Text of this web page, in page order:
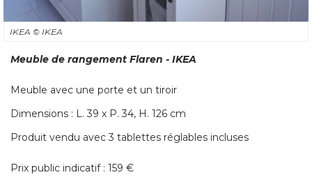
IKEA © IKEA
Meuble de rangement Flaren - IKEA
Meuble avec une porte et un tiroir
Dimensions : L. 39 x P. 34, H. 126 cm
Produit vendu avec 3 tablettes réglables incluses
Prix public indicatif : 159 €